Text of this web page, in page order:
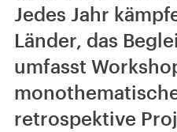
Jedes Jahr
Länder, das
umfasst
retrospektive